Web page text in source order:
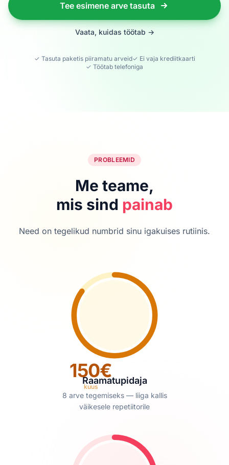
Tee esimene arve tasuta
Vaata, kuidas töötab →
✓ Tasuta paketis piiramatu arveid✓ Ei vaja krediitkaarti
✓ Töötab telefoniga
PROBLEEMID
Me teame,
mis sind painab
Need on tegelikud numbrid sinu igakuises rutiinis.
150€
kuus
Raamatupidaja
8 arve tegemiseks — liiga kallis
väikesele repetiitorile